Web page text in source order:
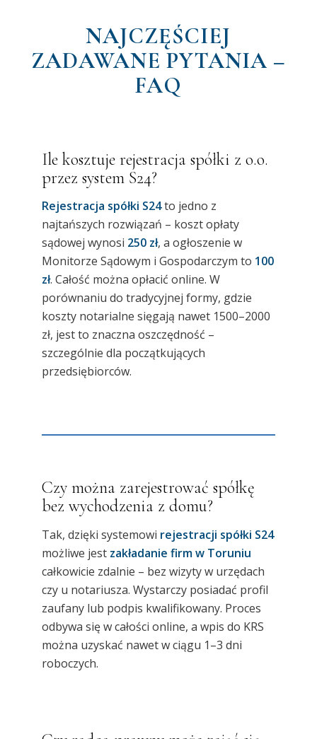
NAJCZĘŚCIEJ
ZADAWANE PYTANIA –
FAQ
Ile kosztuje rejestracja spółki z o.o.
przez system S24?
Rejestracja spółki S24to jedno z
najtańszych rozwiązań – koszt opłaty
sądowej wynosi 250 zł, a ogłoszenie w
Monitorze Sądowym i Gospodarczym to 100
zł. Całość można opłacić online. W
porównaniu do tradycyjnej formy, gdzie
koszty notarialne sięgają nawet 1500–2000
zł, jest to znaczna oszczędność –
szczególnie dla początkujących
przedsiębiorców.
Czy można zarejestrować spółkę
bez wychodzenia z domu?
Tak, dzięki systemowi rejestracji spółki S24
możliwe jest zakładanie firm w Toruniu
całkowicie zdalnie – bez wizyty w urzędach
czy u notariusza. Wystarczy posiadać profil
zaufany lub podpis kwalifikowany. Proces
odbywa się w całości online, a wpis do KRS
można uzyskać nawet w ciągu 1–3 dni
roboczych.